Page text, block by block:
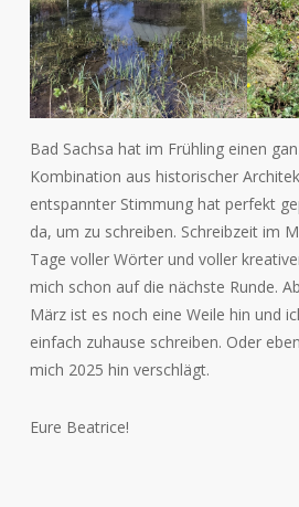
Bad Sachsa hat im Frühling einen
Kombination aus historischer
entspannter Stimmung hat perfekt
da, um zu schreiben. Schreibzeit im
Tage voller Wörter und voller
mich schon auf die nächste Runde.
März ist es noch eine Weile hin und
einfach zuhause schreiben. Oder
mich 2025 hin verschlägt.
Eure Beatrice!